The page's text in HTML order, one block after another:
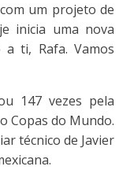
um projeto de
inicia uma nova
ti, Rafa. Vamos
147 vezes pela
Copas do Mundo.
técnico de Javier